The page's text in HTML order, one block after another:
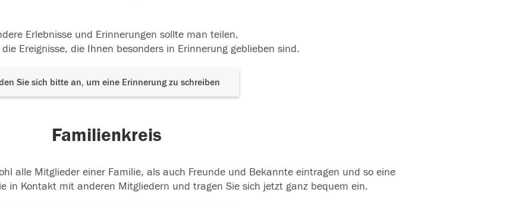
Erlebnisse und Erinnerungen sollte man teilen.
Ereignisse, die Ihnen besonders in Erinnerung geblieben sind.
Sie sich bitte an, um eine Erinnerung zu schreiben
Familienkreis
alle Mitglieder einer Familie, als auch Freunde und Bekannte eintragen und so eine
in Kontakt mit anderen Mitgliedern und tragen Sie sich jetzt ganz bequem ein.